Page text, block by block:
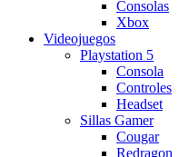
Consolas
Xbox
Videojuegos
Playstation 5
Consola
Controles
Headset
Sillas Gamer
Cougar
Redragon